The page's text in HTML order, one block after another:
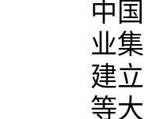
中
业
建
等